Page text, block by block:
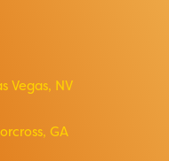
Vegas, NV
GA